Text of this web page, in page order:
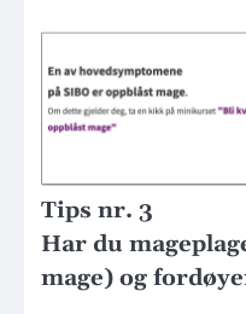
Tips nr. 3
Har du
mage) og